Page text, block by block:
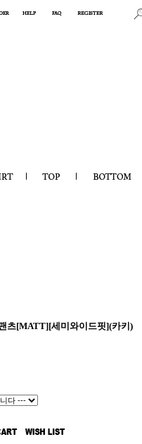
츠[MATT][세미와이드핏](카키)